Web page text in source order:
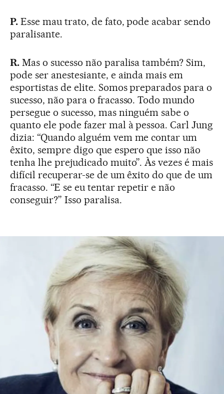
P. Esse mau trato, de fato, pode acabar sendo
paralisante.
R. Mas o sucesso não paralisa também? Sim,
pode ser anestesiante, e ainda mais em
esportistas de elite. Somos preparados para o
sucesso, não para o fracasso. Todo mundo
persegue o sucesso, mas ninguém sabe o
quanto ele pode fazer mal à pessoa. Carl Jung
dizia: “Quando alguém vem me contar um
êxito, sempre digo que espero que isso não
tenha lhe prejudicado muito”. Às vezes é mais
difícil recuperar-se de um êxito do que de um
fracasso. “E se eu tentar repetir e não
conseguir?” Isso paralisa.